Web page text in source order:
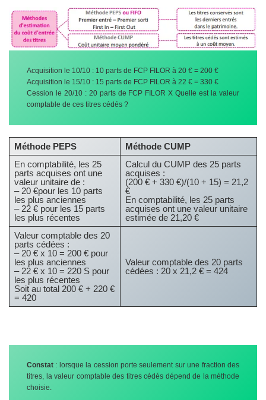
Acquisition le 10/10 : 10 parts de FCP FILOR à 20 € = 200 €
Acquisition le 15/10 : 15 parts de FCP FILOR à 22 € = 330 €
Cession le 20/10 : 20 parts de FCP FILOR X Quelle est la valeur
comptable de ces titres cédés ?
Méthode PEPS
Méthode CUMP
En comptabilité, les 25
parts acquises ont une
valeur unitaire de :
– 20 €pour les 10 parts
les plus anciennes
– 22 € pour les 15 parts
les plus récentes
Calcul du CUMP des 25 parts
acquises :
(200 € + 330 €)/(10 + 15) = 21,2
€
En comptabilité, les 25 parts
acquises ont une valeur unitaire
estimée de 21,20 €
Valeur comptable des 20
parts cédées :
– 20 € x 10 = 200 € pour
les plus anciennes
– 22 € x 10 = 220 S pour
les plus récentes
Soit au total 200 € + 220 €
= 420
Valeur comptable des 20 parts
cédées : 20 x 21,2 € = 424
Constat : lorsque la cession porte seulement sur une fraction des
titres, la valeur comptable des titres cédés dépend de la méthode
choisie.